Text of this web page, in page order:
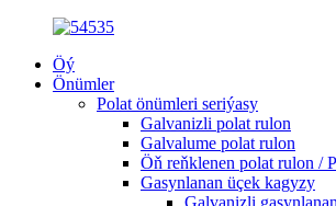
Öý
Önümler
Polat önümleri seriýasy
Galvanizli polat rulon
Galvalume polat rulon
Öň reňklenen polat rulon /
Gasynlanan üçek kagyzy
Galvanizli